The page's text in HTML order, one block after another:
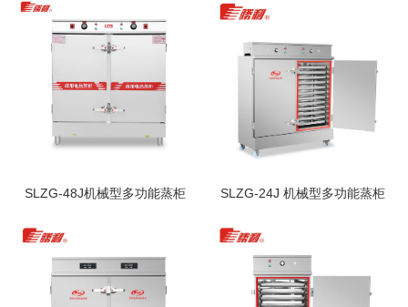
SLZG-48J机械型多功能蒸柜 SLZG-24J 机械型多功能蒸柜